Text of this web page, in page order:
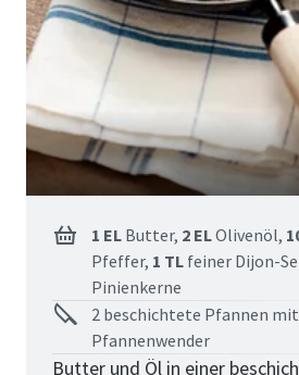
1 EL Butter, 2 ELOlivenöl,
Pfeffer, 1 TL feiner Dijon-
Pinienkerne
2 beschichtete Pfannen mit
Pfannenwender
Butter und Öl in einer